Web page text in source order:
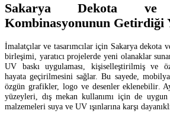
Sakarya Dekota
Kombinasyonunun Getirdiği
İmalatçılar ve tasarımcılar için Sakarya dekota
birleşimi, yaratıcı projelerde yeni olanaklar
UV baskı uygulaması, kişiselleştirilmiş ve
hayata geçirilmesini sağlar. Bu sayede,
özgün grafikler, logo ve desenler eklenebilir.
yüzeyleri, dış mekan kullanımı için de
malzemeleri suya ve UV ışınlarına karşı